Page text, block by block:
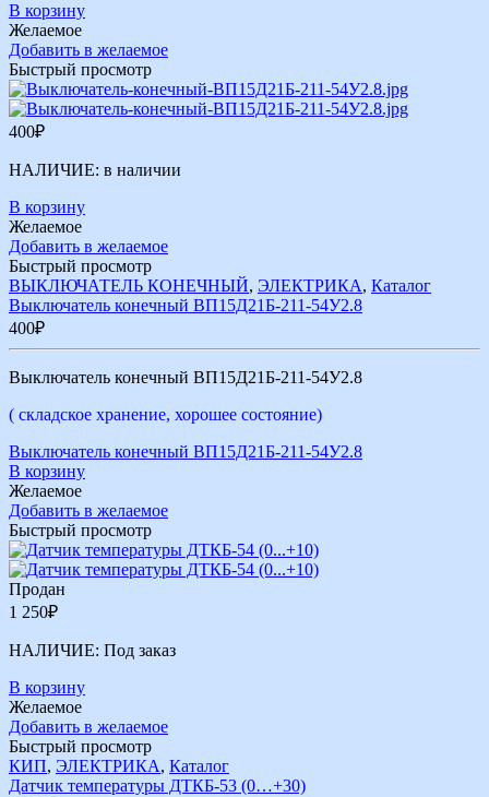
В корзину
Желаемое
Добавить в желаемое
Быстрый просмотр
400₽
НАЛИЧИЕ: в наличии
В корзину
Желаемое
Добавить в желаемое
Быстрый просмотр
ВЫКЛЮЧАТЕЛЬ КОНЕЧНЫЙ, ЭЛЕКТРИКА, Каталог
Выключатель конечный ВП15Д21Б-211-54У2.8
400₽
Выключатель конечный ВП15Д21Б-211-54У2.8
( складское хранение, хорошее состояние)
Выключатель конечный ВП15Д21Б-211-54У2.8
В корзину
Желаемое
Добавить в желаемое
Быстрый просмотр
Продан
1 250₽
НАЛИЧИЕ: Под заказ
В корзину
Желаемое
Добавить в желаемое
Быстрый просмотр
КИП, ЭЛЕКТРИКА, Каталог
Датчик температуры ДТКБ-53 (0…+30)